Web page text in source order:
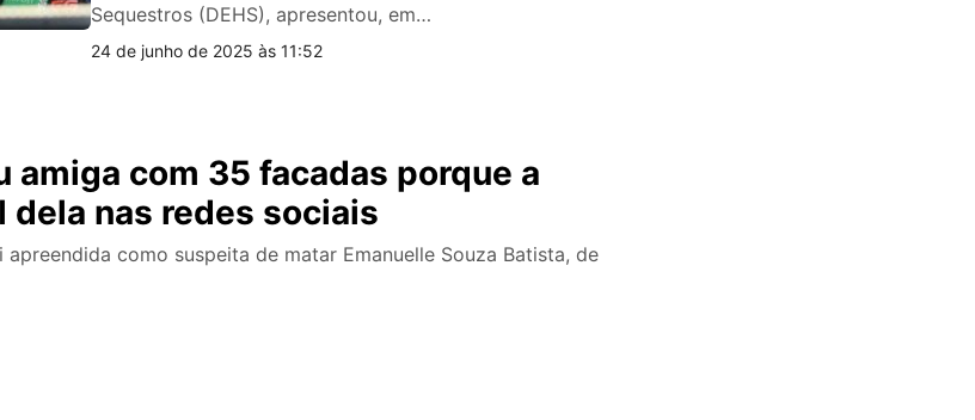
Sequestros (DEHS), apresentou, em…
24 de junho de 2025 às 11:52
amiga com 35 facadas porque a
dela nas redes sociais
como suspeita de matar Emanuelle Souza Batista, de